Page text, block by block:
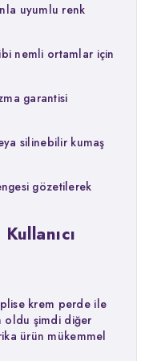
uyumlu renk
nemli ortamlar için
garantisi
silinebilir kumaş
gözetilerek
plise krem perde ile
oldu şimdi diğer
ürün mükemmel